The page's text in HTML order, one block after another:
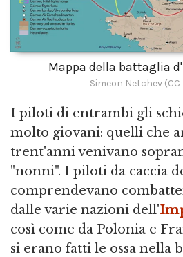
Mappa della battaglia
Simeon Netchev (CC
I piloti di entrambi gli
molto giovani: quelli che
trent'anni venivano
"nonni". I piloti da caccia
comprendevano
dalle varie nazioni dell'
così come da Polonia e
si erano fatti le ossa nella